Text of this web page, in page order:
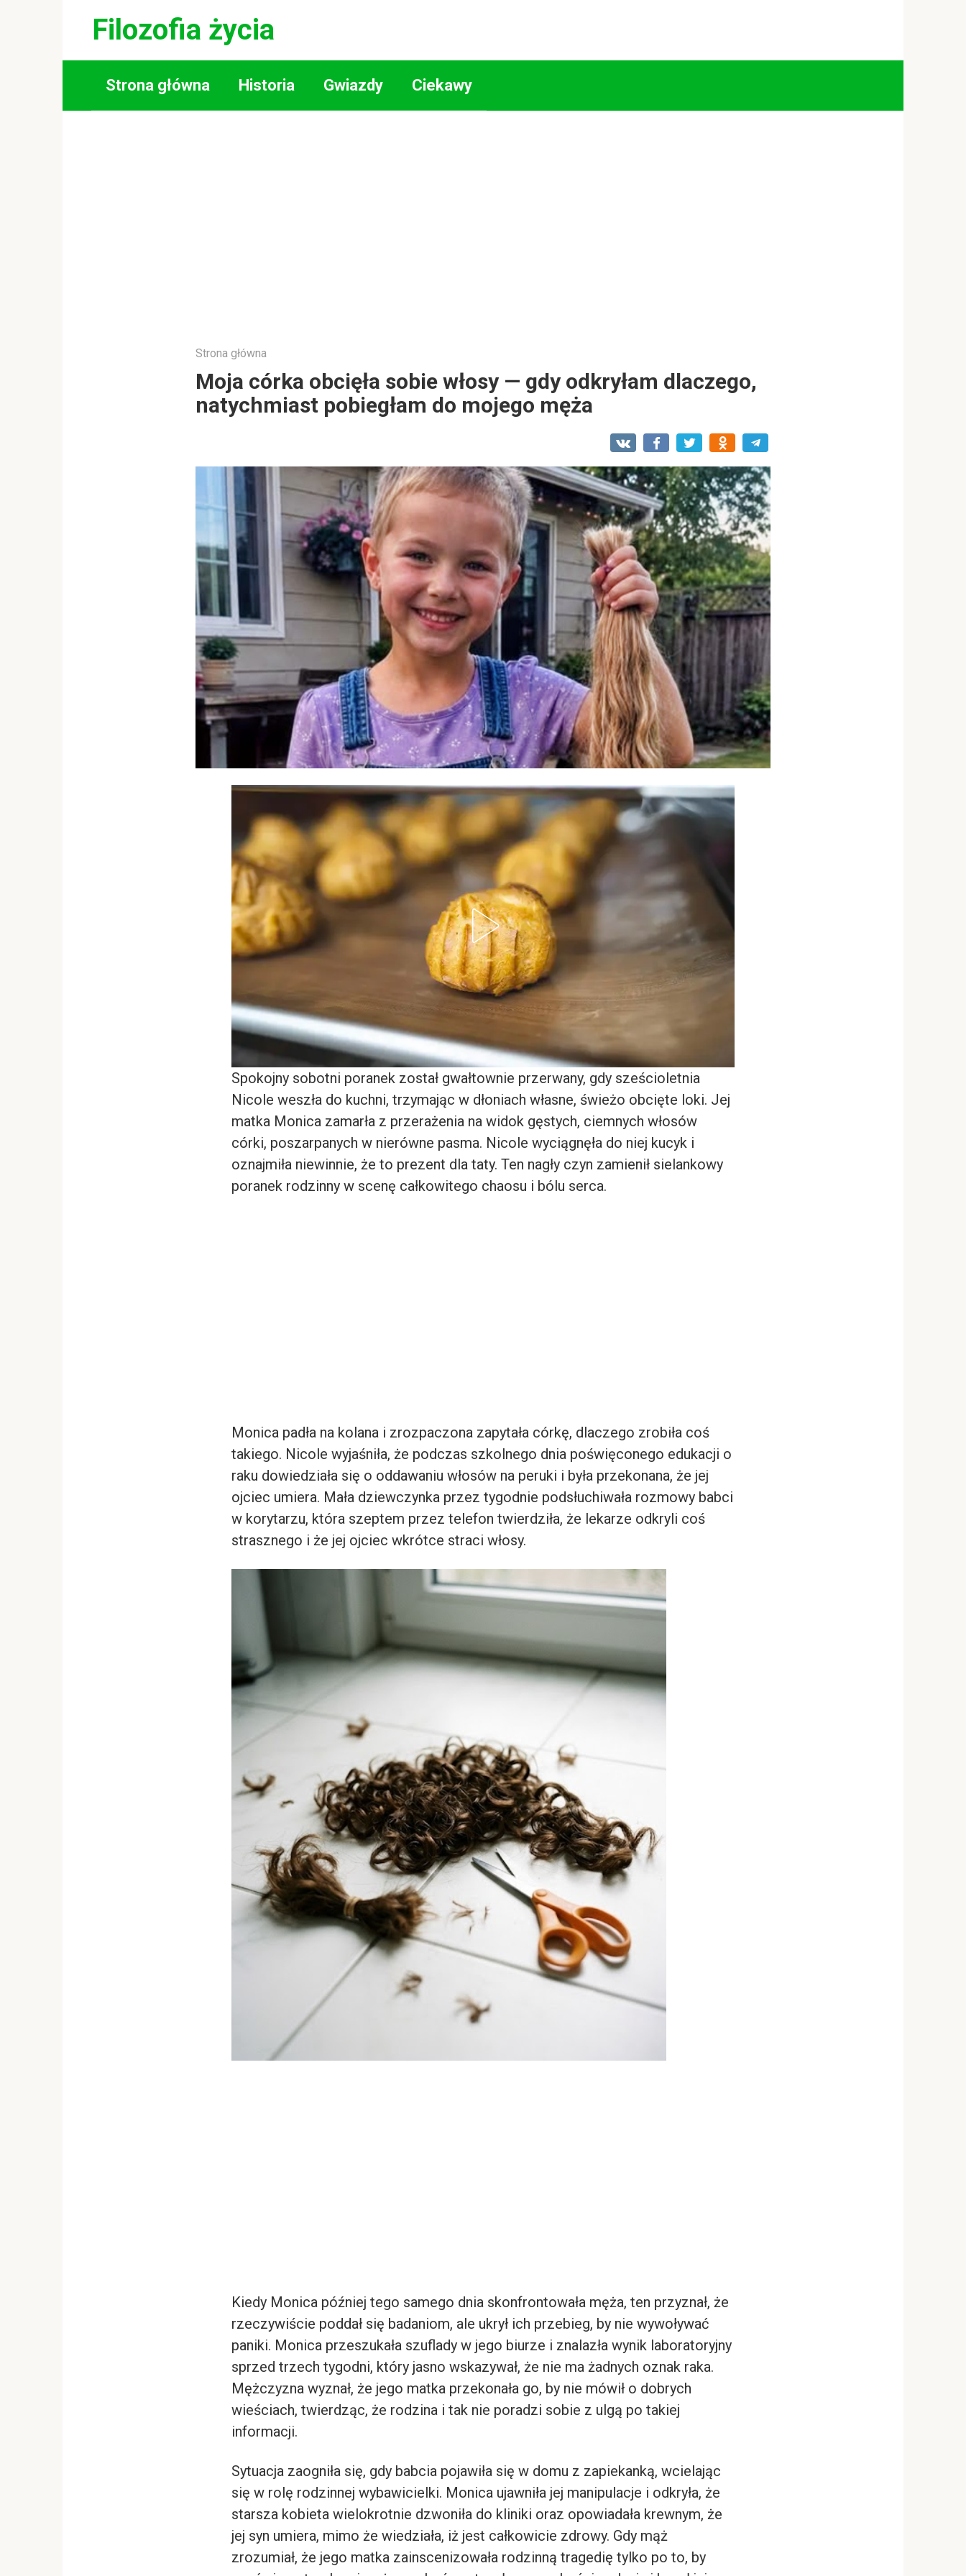
Filozofia życia
Strona główna Historia Gwiazdy Ciekawy
Strona główna
Moja córka obcięła sobie włosy — gdy odkryłam dlaczego,
natychmiast pobiegłam do mojego męża
Spokojny sobotni poranek został gwałtownie przerwany, gdy sześcioletnia
Nicole weszła do kuchni, trzymając w dłoniach własne, świeżo obcięte loki. Jej
matka Monica zamarła z przerażenia na widok gęstych, ciemnych włosów
córki, poszarpanych w nierówne pasma. Nicole wyciągnęła do niej kucyk i
oznajmiła niewinnie, że to prezent dla taty. Ten nagły czyn zamienił sielankowy
poranek rodzinny w scenę całkowitego chaosu i bólu serca.
Monica padła na kolana i zrozpaczona zapytała córkę, dlaczego zrobiła coś
takiego. Nicole wyjaśniła, że podczas szkolnego dnia poświęconego edukacji o
raku dowiedziała się o oddawaniu włosów na peruki i była przekonana, że jej
ojciec umiera. Mała dziewczynka przez tygodnie podsłuchiwała rozmowy babci
w korytarzu, która szeptem przez telefon twierdziła, że lekarze odkryli coś
strasznego i że jej ojciec wkrótce straci włosy.
Kiedy Monica później tego samego dnia skonfrontowała męża, ten przyznał, że
rzeczywiście poddał się badaniom, ale ukrył ich przebieg, by nie wywoływać
paniki. Monica przeszukała szuflady w jego biurze i znalazła wynik laboratoryjny
sprzed trzech tygodni, który jasno wskazywał, że nie ma żadnych oznak raka.
Mężczyzna wyznał, że jego matka przekonała go, by nie mówił o dobrych
wieściach, twierdząc, że rodzina i tak nie poradzi sobie z ulgą po takiej
informacji.
Sytuacja zaogniła się, gdy babcia pojawiła się w domu z zapiekanką, wcielając
się w rolę rodzinnej wybawicielki. Monica ujawniła jej manipulacje i odkryła, że
starsza kobieta wielokrotnie dzwoniła do kliniki oraz opowiadała krewnym, że
jej syn umiera, mimo że wiedziała, iż jest całkowicie zdrowy. Gdy mąż
zrozumiał, że jego matka zainscenizowała rodzinną tragedię tylko po to, by